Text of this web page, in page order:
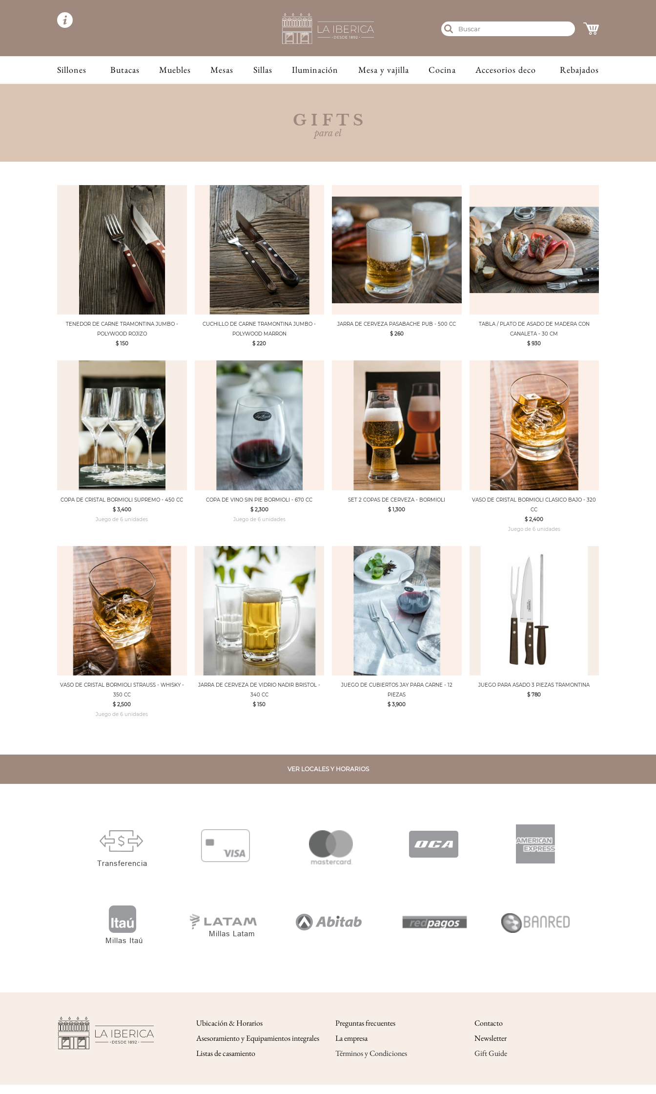
Sillones Butacas Muebles Mesas Sillas Iluminación Mesa y vajilla Cocina Accesorios deco Rebajados
G I F T S
para el
TENEDOR DE CARNE TRAMONTINA JUMBO -
POLYWOOD ROJIZO
$ 150
CUCHILLO DE CARNE TRAMONTINA JUMBO -
POLYWOOD MARRON
$ 220
JARRA DE CERVEZA PASABACHE PUB - 500 CC
$ 260
TABLA / PLATO DE ASADO DE MADERA CON
CANALETA - 30 CM
$ 930
COPA DE CRISTAL BORMIOLI SUPREMO - 450 CC
$ 3,400
Juego de 6 unidades
COPA DE VINO SIN PIE BORMIOLI - 670 CC
$ 2,300
Juego de 6 unidades
SET 2 COPAS DE CERVEZA - BORMIOLI
$ 1,300
VASO DE CRISTAL BORMIOLI CLASICO BAJO - 320
CC
$ 2,400
Juego de 6 unidades
VASO DE CRISTAL BORMIOLI STRAUSS - WHISKY -
350 CC
$ 2,500
Juego de 6 unidades
JARRA DE CERVEZA DE VIDRIO NADIR BRISTOL -
340 CC
$ 150
JUEGO DE CUBIERTOS JAY PARA CARNE - 12
PIEZAS
$ 3,900
JUEGO PARA ASADO 3 PIEZAS TRAMONTINA
$ 780
VER LOCALES Y HORARIOS
Ubicación & Horarios
Asesoramiento y Equipamientos integrales
Listas de casamiento
Preguntas frecuentes
La empresa
Términos y Condiciones
Contacto
Newsletter
Gift Guide